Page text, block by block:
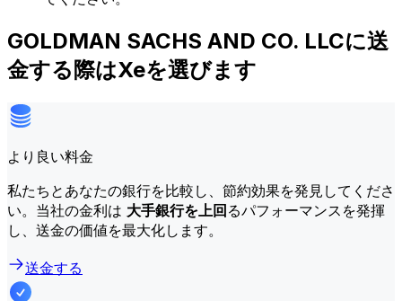
GOLDMAN SACHS AND CO. LLCに送
金する際はXeを選びます
より良い料金
私たちとあなたの銀行を比較し、節約効果を発見してくださ
い。当社の金利は 大手銀行を上回るパフォーマンスを発揮
し、送金の価値を最大化します。
送金する